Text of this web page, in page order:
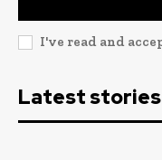
I've read and
Latest stories